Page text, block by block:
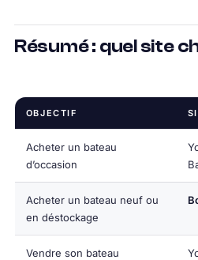
Résumé : quel site
OBJECTIF
Acheter un bateau
d’occasion
Acheter un bateau neuf ou
en déstockage
Vendre son bateau